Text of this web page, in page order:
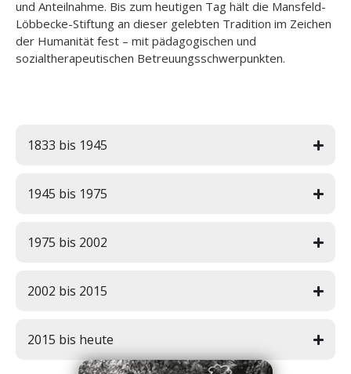
g
e
n
akt
und Anteilnahme. Bis zum heutigen Tag hält die Mansfeld-
Löbbecke-Stiftung an dieser gelebten Tradition im Zeichen
der Humanität fest – mit pädagogischen und
sozialtherapeutischen Betreuungsschwerpunkten.
1833 bis 1945
1945 bis 1975
1975 bis 2002
2002 bis 2015
2015 bis heute